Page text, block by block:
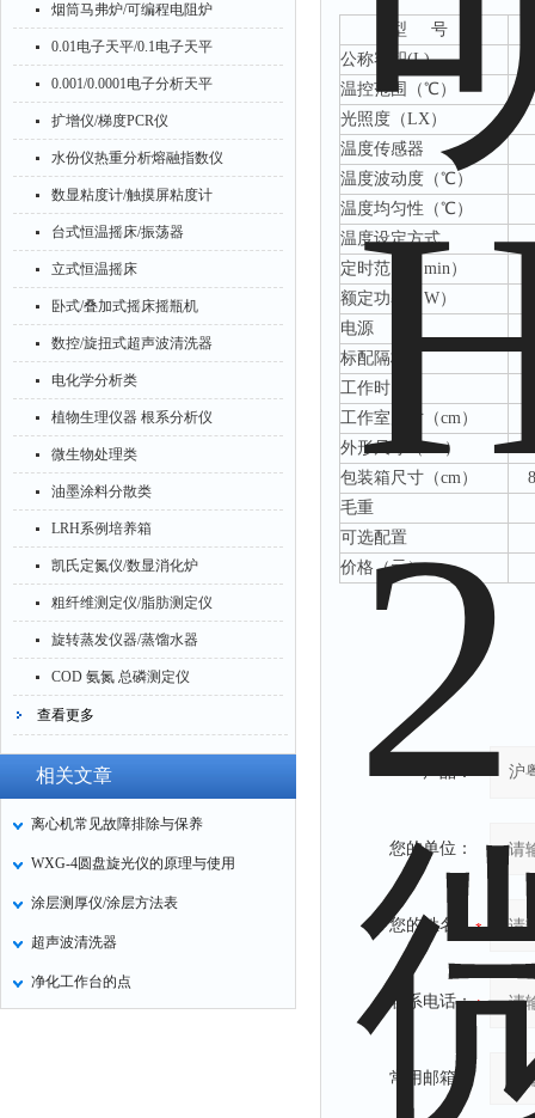
烟筒马弗炉/可编程电阻炉
0.01电子天平/0.1电子天平
0.001/0.0001电子分析天平
扩增仪/梯度PCR仪
水份仪热重分析熔融指数仪
数显粘度计/触摸屏粘度计
台式恒温摇床/振荡器
立式恒温摇床
卧式/叠加式摇床摇瓶机
数控/旋扭式超声波清洗器
电化学分析类
植物生理仪器 根系分析仪
微生物处理类
油墨涂料分散类
LRH系例培养箱
凯氏定氮仪/数显消化炉
粗纤维测定仪/脂肪测定仪
旋转蒸发仪器/蒸馏水器
COD 氨氮 总磷测定仪
查看更多
相关文章
离心机常见故障排除与保养
WXG-4圆盘旋光仪的原理与使用
涂层测厚仪/涂层方法表
超声波清洗器
净化工作台的点
型 号
公称容积(L)
温控范围（℃）
光照度（LX）
温度传感器
温度波动度（℃）
温度均匀性（℃）
温度设定方式
定时范围（ min）
额定功率（ W）
电源
标配隔板
工作时间
工作室尺寸（cm）
外形尺寸（
cm）
包装箱尺寸（cm）
毛重
可选配置
价格（元）
产品：
您的单位：
您的姓名：
联系电话：
常用邮箱：